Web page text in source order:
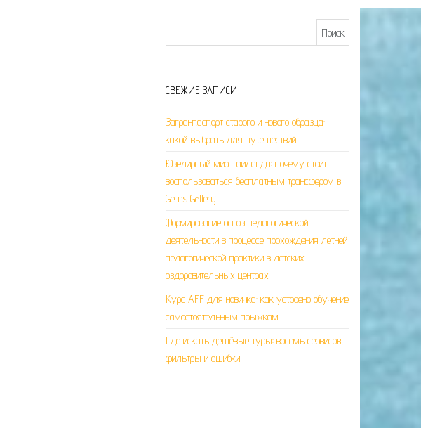
СВЕЖИЕ ЗАПИСИ
Загранпаспорт старого и нового образца:
какой выбрать для путешествий
Ювелирный мир Таиланда: почему стоит
воспользоваться бесплатным трансфером в
Gems Gallery
Формирование основ педагогической
деятельности в процессе прохождения летней
педагогической практики в детских
оздоровительных центрах
Курс AFF для новичка: как устроено обучение
самостоятельным прыжкам
Где искать дешёвые туры: восемь сервисов,
фильтры и ошибки